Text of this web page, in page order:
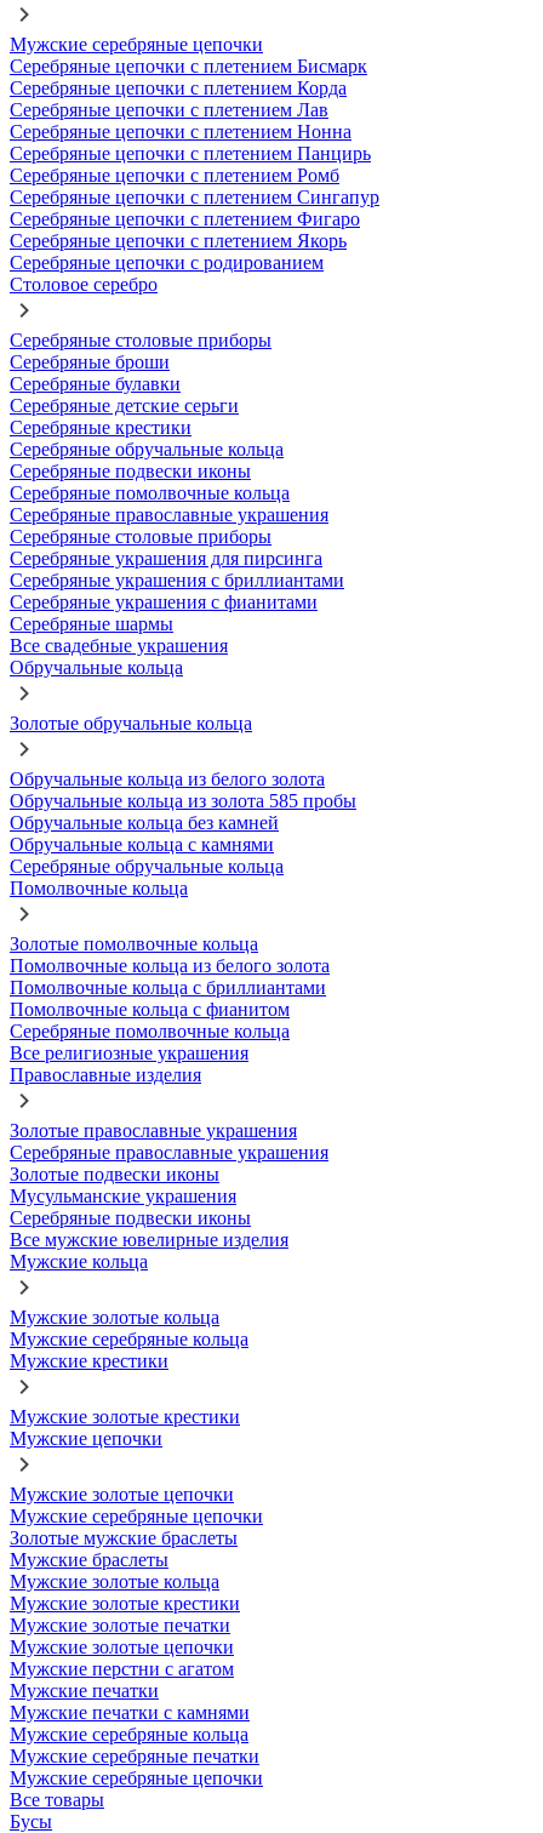
Мужские серебряные цепочки
Серебряные цепочки с плетением Бисмарк
Серебряные цепочки с плетением Корда
Серебряные цепочки с плетением Лав
Серебряные цепочки с плетением Нонна
Серебряные цепочки с плетением Панцирь
Серебряные цепочки с плетением Ромб
Серебряные цепочки с плетением Сингапур
Серебряные цепочки с плетением Фигаро
Серебряные цепочки с плетением Якорь
Серебряные цепочки с родированием
Столовое серебро
Серебряные столовые приборы
Серебряные броши
Серебряные булавки
Серебряные детские серьги
Серебряные крестики
Серебряные обручальные кольца
Серебряные подвески иконы
Серебряные помолвочные кольца
Серебряные православные украшения
Серебряные столовые приборы
Серебряные украшения для пирсинга
Серебряные украшения с бриллиантами
Серебряные украшения с фианитами
Серебряные шармы
Все свадебные украшения
Обручальные кольца
Золотые обручальные кольца
Обручальные кольца из белого золота
Обручальные кольца из золота 585 пробы
Обручальные кольца без камней
Обручальные кольца с камнями
Серебряные обручальные кольца
Помолвочные кольца
Золотые помолвочные кольца
Помолвочные кольца из белого золота
Помолвочные кольца с бриллиантами
Помолвочные кольца с фианитом
Серебряные помолвочные кольца
Все религиозные украшения
Православные изделия
Золотые православные украшения
Серебряные православные украшения
Золотые подвески иконы
Мусульманские украшения
Серебряные подвески иконы
Все мужские ювелирные изделия
Мужские кольца
Мужские золотые кольца
Мужские серебряные кольца
Мужские крестики
Мужские золотые крестики
Мужские цепочки
Мужские золотые цепочки
Мужские серебряные цепочки
Золотые мужские браслеты
Мужские браслеты
Мужские золотые кольца
Мужские золотые крестики
Мужские золотые печатки
Мужские золотые цепочки
Мужские перстни с агатом
Мужские печатки
Мужские печатки с камнями
Мужские серебряные кольца
Мужские серебряные печатки
Мужские серебряные цепочки
Все товары
Бусы